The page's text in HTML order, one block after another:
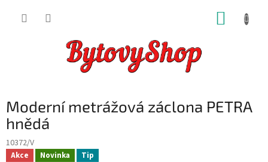
Moderní metrážová záclona PETRA
hnědá
10372/V
Akce Novinka Tip